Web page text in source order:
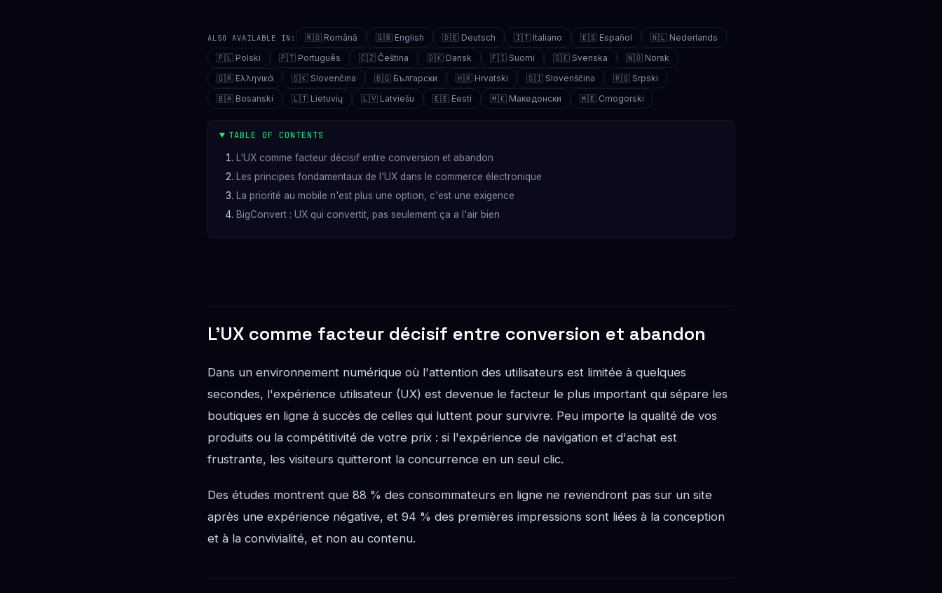
ALSO AVAILABLE IN: 🇷🇴 Română 🇬🇧 English 🇩🇪 Deutsch 🇮🇹 Italiano 🇪🇸 Español
🇳🇱 Nederlands
🇵🇱 Polski
🇵🇹 Português 🇨🇿 Čeština 🇩🇰 Dansk 🇫🇮 Suomi 🇸🇪 Svenska
🇳🇴 Norsk
🇬🇷 Ελληνικά
🇸🇰 Slovenčina 🇧🇬 Български 🇭🇷 Hrvatski 🇸🇮 Slovenščina
🇷🇸 Srpski
🇧🇦 Bosanski
🇱🇹 Lietuvių 🇱🇻 Latviešu 🇪🇪 Eesti 🇲🇰 Македонски 🇲🇪 Crnogorski
TABLE OF CONTENTS
L'UX comme facteur décisif entre conversion et abandon
Les principes fondamentaux de l'UX dans le commerce électronique
La priorité au mobile n'est plus une option, c'est une exigence
BigConvert : UX qui convertit, pas seulement ça a l'air bien
L'UX comme facteur décisif entre conversion et abandon
Dans un environnement numérique où l'attention des utilisateurs est limitée à quelques
secondes, l'expérience utilisateur (UX) est devenue le facteur le plus important qui sépare les
boutiques en ligne à succès de celles qui luttent pour survivre. Peu importe la qualité de vos
produits ou la compétitivité de votre prix : si l'expérience de navigation et d'achat est
frustrante, les visiteurs quitteront la concurrence en un seul clic.
Des études montrent que 88 % des consommateurs en ligne ne reviendront pas sur un site
après une expérience négative, et 94 % des premières impressions sont liées à la conception
et à la convivialité, et non au contenu.